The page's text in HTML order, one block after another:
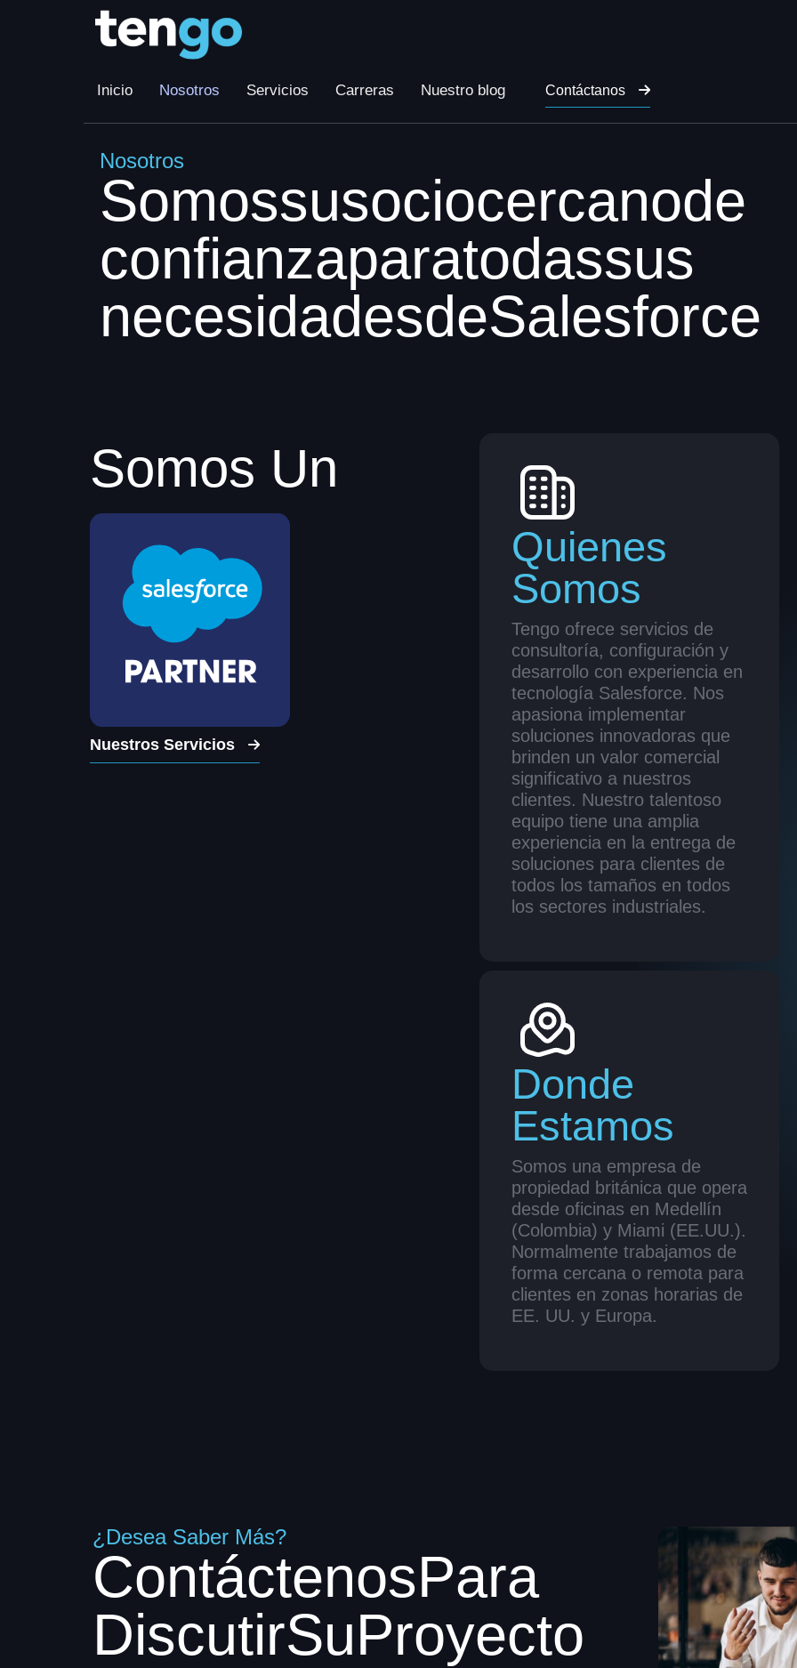
Inicio Nosotros Servicios Carreras Nuestro blog Contáctanos
Nosotros
Somossusociocercanode
confianzaparatodassus
necesidadesdeSalesforce
Somos Un
Nuestros Servicios
Quienes
Somos
Tengo ofrece servicios de
consultoría, configuración y
desarrollo con experiencia en
tecnología Salesforce. Nos
apasiona implementar
soluciones innovadoras que
brinden un valor comercial
significativo a nuestros
clientes. Nuestro talentoso
equipo tiene una amplia
experiencia en la entrega de
soluciones para clientes de
todos los tamaños en todos
los sectores industriales.
Donde
Estamos
Somos una empresa de
propiedad británica que opera
desde oficinas en Medellín
(Colombia) y Miami (EE.UU.).
Normalmente trabajamos de
forma cercana o remota para
clientes en zonas horarias de
EE. UU. y Europa.
¿Desea Saber Más?
ContáctenosPara
DiscutirSuProyecto